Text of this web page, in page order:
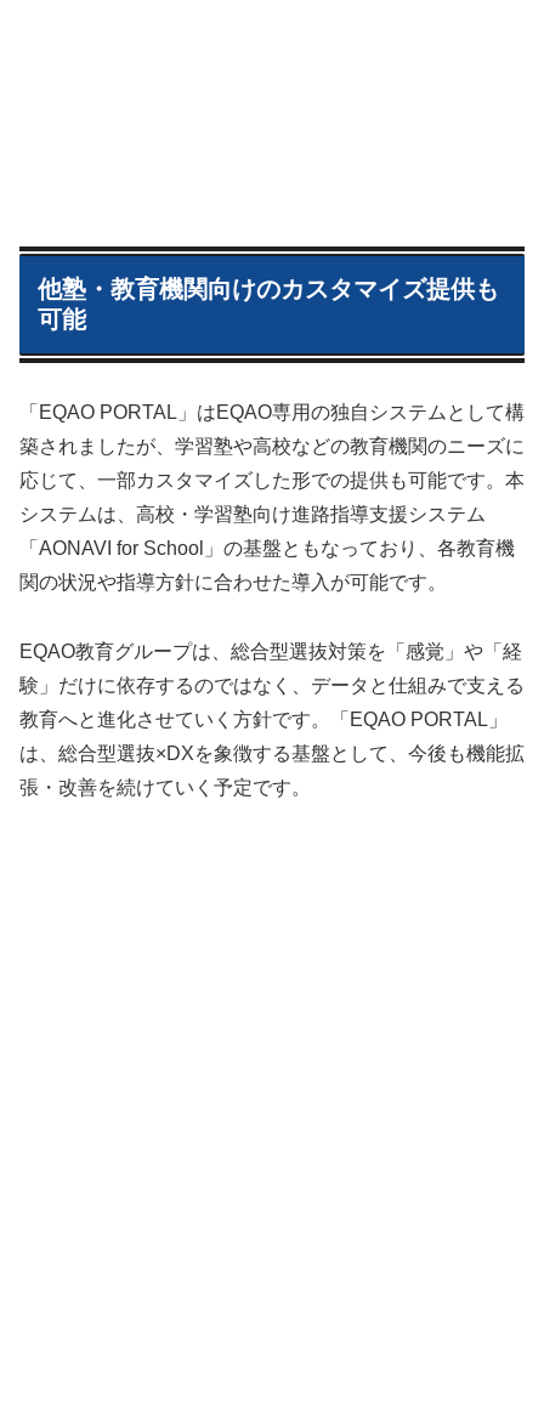
他塾・教育機関向けのカスタマイズ提供も
可能
「EQAO PORTAL」はEQAO専用の独自システムとして構
築されましたが、学習塾や高校などの教育機関のニーズに
応じて、一部カスタマイズした形での提供も可能です。本
システムは、高校・学習塾向け進路指導支援システム
「AONAVI for School」の基盤ともなっており、各教育機
関の状況や指導方針に合わせた導入が可能です。
EQAO教育グループは、総合型選抜対策を「感覚」や「経
験」だけに依存するのではなく、データと仕組みで支える
教育へと進化させていく方針です。「EQAO PORTAL」
は、総合型選抜×DXを象徴する基盤として、今後も機能拡
張・改善を続けていく予定です。